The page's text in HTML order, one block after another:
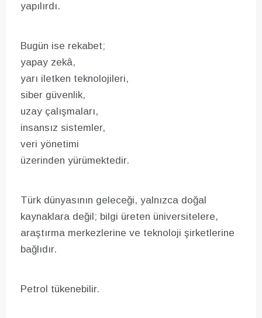
yapılırdı.
Bugün ise rekabet;
yapay zekâ,
yarı iletken teknolojileri,
siber güvenlik,
uzay çalışmaları,
insansız sistemler,
veri yönetimi
üzerinden yürümektedir.
Türk dünyasının geleceği, yalnızca doğal
kaynaklara değil; bilgi üreten üniversitelere,
araştırma merkezlerine ve teknoloji şirketlerine
bağlıdır.
Petrol tükenebilir.